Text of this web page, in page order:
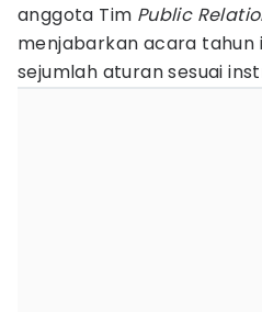
anggota Tim Public
menjabarkan acara tahun
sejumlah aturan sesuai